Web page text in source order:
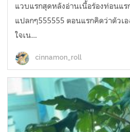
แวบแรกสุดหลังอ่านเนื้อร้องท่อนแร
แปลกๆ555555 ตอนแรกคิดว่าตัวเ
ใจเน...
cinnamon_roll